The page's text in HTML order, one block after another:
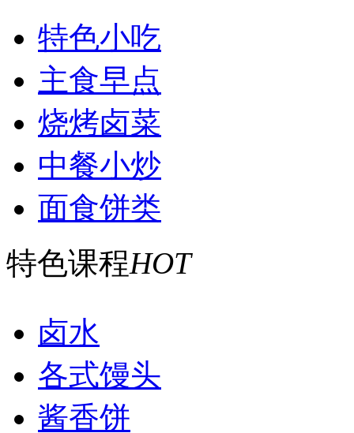
特色小吃
主食早点
烧烤卤菜
中餐小炒
面食饼类
特色课程HOT
卤水
各式馒头
酱香饼